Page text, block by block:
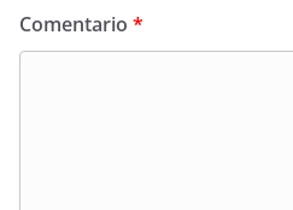
Comentario *